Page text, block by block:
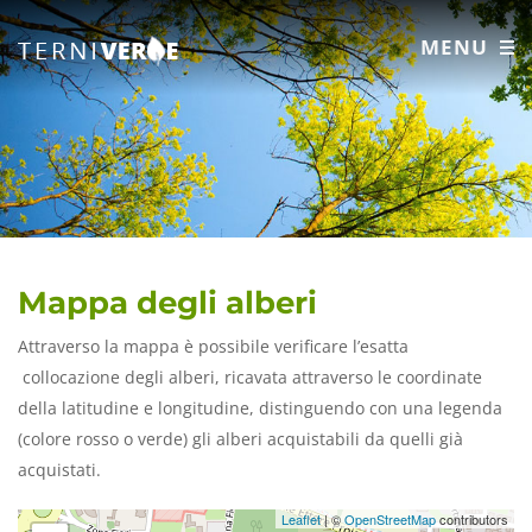
MENU
Mappa degli alberi
Attraverso la mappa è possibile verificare l’esatta
collocazione degli alberi, ricavata attraverso le coordinate
della latitudine e longitudine, distinguendo con una legenda
(colore rosso o verde) gli alberi acquistabili da quelli già
acquistati.
Leaflet| ©OpenStreetMapcontributors